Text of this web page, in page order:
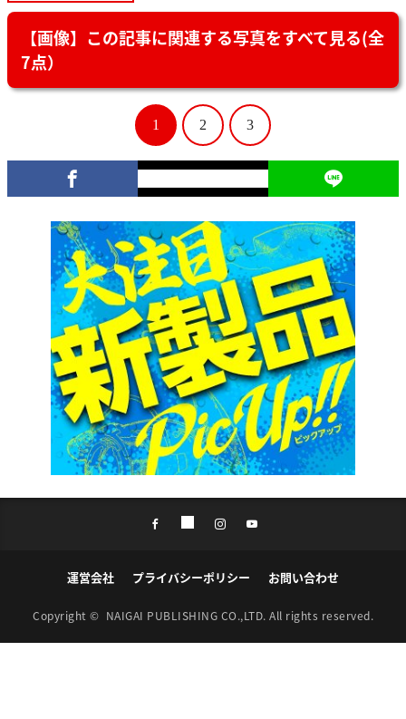
【画像】この記事に関連する写真をすべて見る(全
7点）
1 2 3
運営会社 プライバシーポリシー お問い合わせ
Copyright © NAIGAI PUBLISHING CO.,LTD. All rights reserved.